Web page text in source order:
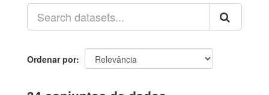
Ordenar por